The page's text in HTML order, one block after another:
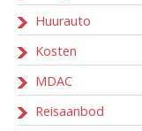
Huurauto
Kosten
MDAC
Reisaanbod